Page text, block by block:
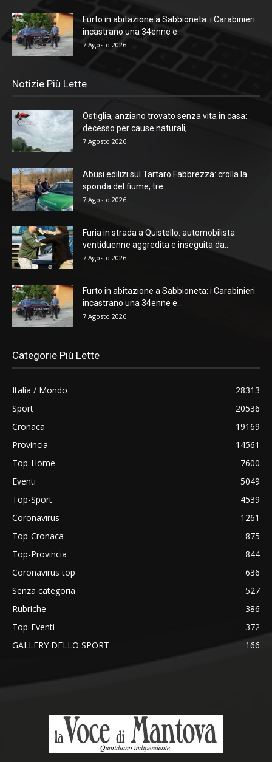
Furto in abitazione a Sabbioneta: i Carabinieri
incastrano una 34enne e...
7 Agosto 2026
Notizie Più Lette
Ostiglia, anziano trovato senza vita in casa:
decesso per cause naturali,...
7 Agosto 2026
Abusi edilizi sul Tartaro Fabbrezza: crolla la
sponda del fiume, tre...
7 Agosto 2026
Furia in strada a Quistello: automobilista
ventiduenne aggredita e inseguita da...
7 Agosto 2026
Furto in abitazione a Sabbioneta: i Carabinieri
incastrano una 34enne e...
7 Agosto 2026
Categorie Più Lette
Italia / Mondo
28313
Sport
20536
Cronaca
19169
Provincia
14561
Top-Home
7600
Eventi
5049
Top-Sport
4539
Coronavirus
1261
Top-Cronaca
875
Top-Provincia
844
Coronavirus top
636
Senza categoria
527
Rubriche
386
Top-Eventi
372
GALLERY DELLO SPORT
166